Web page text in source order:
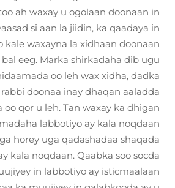
ah waxay u ogolaan doonaan in
si aan la jiidin, ka qaadaya in
kale waxayna la xidhaan doonaan
eeg. Marka shirkadaha dib ugu
oo leh wax xidha, dadka
doonaa inay dhaqan aaladda
oo qor u leh. Tan waxay ka dhigan
labbotiyo ay kala noqdaan
horey uga qadashadaa shaqada
kala noqdaan. Qaabka soo socda
in labbotiyo ay isticmaalaan